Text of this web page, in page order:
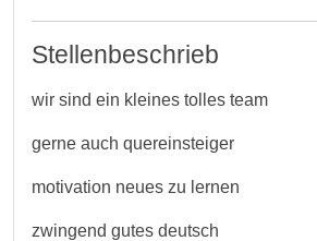
Stellenbeschrieb
wir sind ein kleines tolles team
gerne auch quereinsteiger
motivation neues zu lernen
zwingend gutes deutsch